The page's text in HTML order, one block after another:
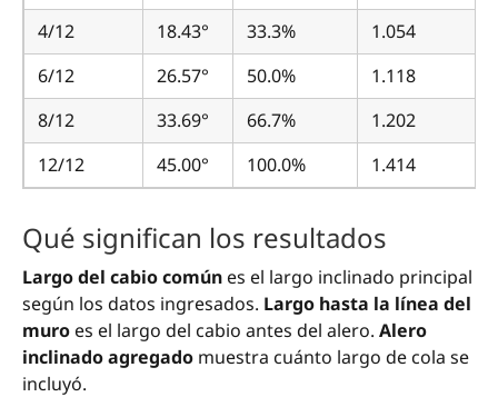
4/12
18.43° 33.3%
1.054
6/12
26.57° 50.0%
1.118
8/12
33.69° 66.7%
1.202
12/12
45.00° 100.0% 1.414
Qué significan los resultados
Largo del cabio común es el largo inclinado principal
según los datos ingresados. Largo hasta la línea del
muro es el largo del cabio antes del alero. Alero
inclinado agregado muestra cuánto largo de cola se
incluyó.